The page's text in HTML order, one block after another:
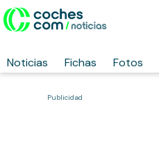
Noticias Fichas Fotos
Publicidad